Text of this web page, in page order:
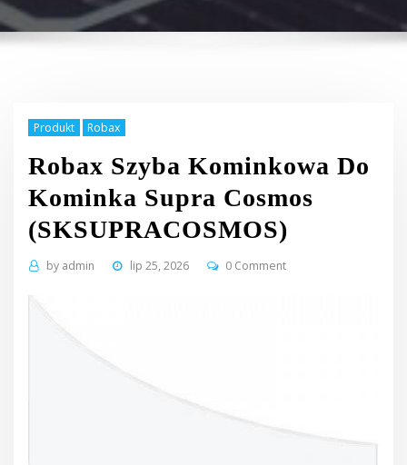
Produkt Robax
Robax Szyba Kominkowa Do
Kominka Supra Cosmos
(SKSUPRACOSMOS)
by admin lip 25, 2026 0 Comment